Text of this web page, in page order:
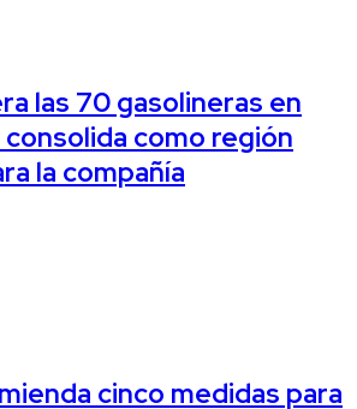
las 70 gasolineras en
como región
la compañía
cinco medidas para